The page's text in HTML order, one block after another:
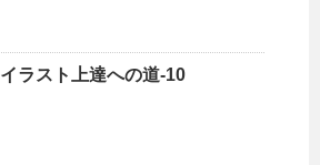
イラスト上達への道-10